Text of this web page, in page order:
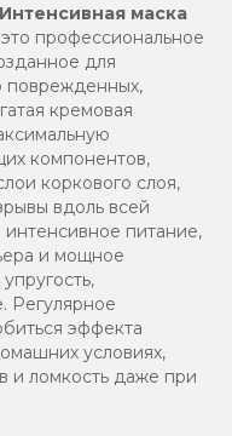
Интенсивная маска
профессиональное
для
поврежденных,
кремовая
компонентов,
коркового слоя,
вдоль всей
питание,
и мощное
Регулярное
эффекта
условиях,
и ломкость даже при